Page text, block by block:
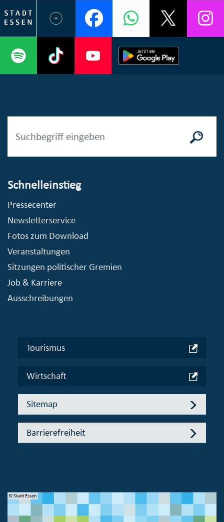
Schnelleinstieg
Pressecenter
Newsletterservice
Fotos zum Download
Veranstaltungen
Sitzungen politischer Gremien
Job & Karriere
Ausschreibungen
Tourismus
Wirtschaft
Sitemap
Barrierefreiheit
© Stadt Essen